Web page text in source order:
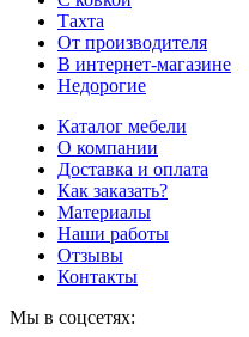
Тахта
От производителя
В интернет-магазине
Недорогие
Каталог мебели
О компании
Доставка и оплата
Как заказать?
Материалы
Наши работы
Отзывы
Контакты
Мы в соцсетях: